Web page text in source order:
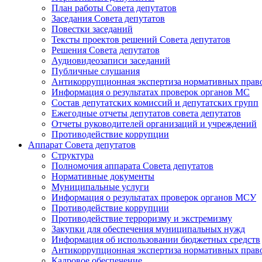
План работы Совета депутатов
Заседания Cовета депутатов
Повестки заседаний
Тексты проектов решений Совета депутатов
Решения Совета депутатов
Аудиовидеозаписи заседаний
Публичные слушания
Антикоррупционная экспертиза нормативных
Информация о результатах проверок органов МС
Состав депутатских комиссий и депутатских групп
Ежегодные отчеты депутатов совета депутатов
Отчеты руководителей организаций и учреждений
Противодействие коррупции
Аппарат Совета депутатов
Структура
Полномочия аппарата Совета депутатов
Нормативные документы
Муниципальные услуги
Информация о результатах проверок органов МСУ
Противодействие коррупции
Противодействие терроризму и экстремизму
Закупки для обеспечения муниципальных нужд
Информация об использовании бюджетных средств
Антикоррупционная экспертиза нормативных